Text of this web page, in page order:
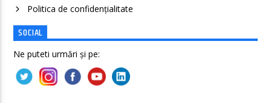
Politica de confidenţialitate
SOCIAL
Ne puteti urmări și pe: